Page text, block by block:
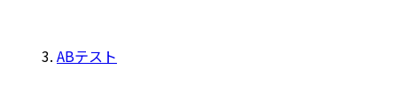
ABテスト